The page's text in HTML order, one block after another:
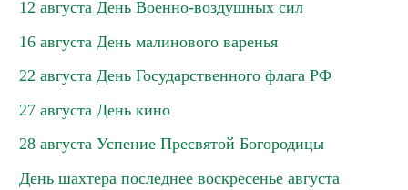
12 августа День Военно-воздушных сил
16 августа День малинового варенья
22 августа День Государственного флага РФ
27 августа День кино
28 августа Успение Пресвятой Богородицы
День шахтера последнее воскресенье августа